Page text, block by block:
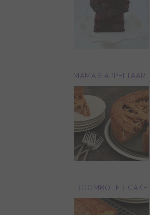
MAMA’S APPELTAART
ROOMBOTER CAKE